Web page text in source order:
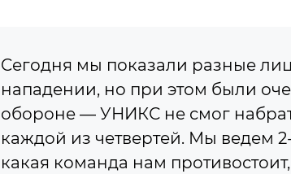
Cегодня мы показали разные
нападении, но при этом были
обороне — УНИКС не смог
каждой из четвертей. Мы ведем
какая команда нам